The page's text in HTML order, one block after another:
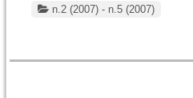
n.2 (2007) - n.5 (2007)